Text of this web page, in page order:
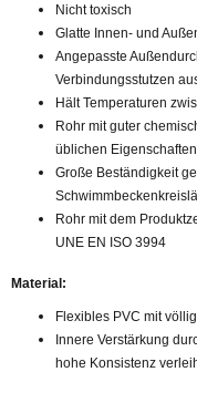
Nicht toxisch
Glatte Innen- und
Angepasste
Verbindungsstutzen
Hält Temperaturen
Rohr mit guter
üblichen
Große Beständigkeit
Rohr mit dem
UNE EN ISO 3994
Material:
Flexibles PVC mit
Innere Verstärkung
hohe Konsistenz